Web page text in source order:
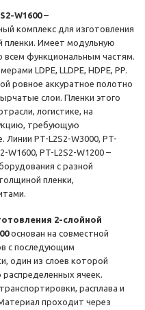
W1600–
комплекс для изготовления
пленки. Имеет модульную
функциональным частям.
LDPE, LLDPE, HDPE, PP.
ровное аккуратное полотно
слои. Пленки этого
логистике, на
требующую
PT-L2S2-W3000, PT-
W1600, PT-L2S2-W1200 –
с разной
пленки,
2-слойной
основан на совместной
с последующим
один из слоев которой
ячеек.
расплава и
проходит через